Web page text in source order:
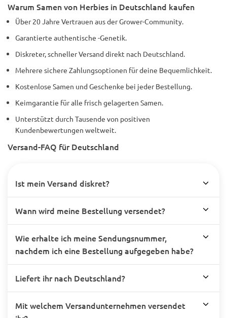
Warum Samen von Herbies in Deutschland kaufen
Über 20 Jahre Vertrauen aus der Grower-Community.
Garantierte authentische -Genetik.
Diskreter, schneller Versand direkt nach Deutschland.
Mehrere sichere Zahlungsoptionen für deine Bequemlichkeit.
Kostenlose Samen und Geschenke bei jeder Bestellung.
Keimgarantie für alle frisch gelagerten Samen.
Unterstützt durch Tausende von positiven
Kundenbewertungen weltweit.
Versand-FAQ für Deutschland
Ist mein Versand diskret?
Wann wird meine Bestellung versendet?
Wie erhalte ich meine Sendungsnummer,
nachdem ich eine Bestellung aufgegeben habe?
Liefert ihr nach Deutschland?
Mit welchem Versandunternehmen versendet